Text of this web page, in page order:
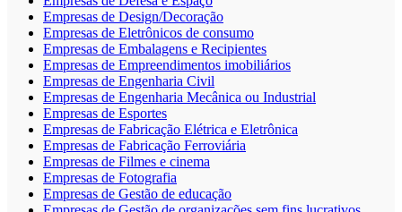
Empresas de Design/Decoração
Empresas de Eletrônicos de consumo
Empresas de Embalagens e Recipientes
Empresas de Empreendimentos imobiliários
Empresas de Engenharia Civil
Empresas de Engenharia Mecânica ou Industrial
Empresas de Esportes
Empresas de Fabricação Elétrica e Eletrônica
Empresas de Fabricação Ferroviária
Empresas de Filmes e cinema
Empresas de Fotografia
Empresas de Gestão de educação